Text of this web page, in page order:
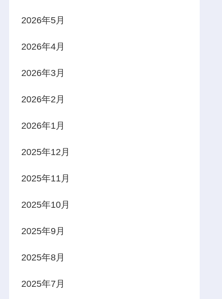
2026年5月
2026年4月
2026年3月
2026年2月
2026年1月
2025年12月
2025年11月
2025年10月
2025年9月
2025年8月
2025年7月